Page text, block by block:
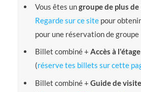
Vous êtes ungroupe de plus
Regarde sur ce site pour
pour une réservation de groupe
Billet combiné + Accès à
(réserve tes billets sur cette
Billet combiné + Guide de